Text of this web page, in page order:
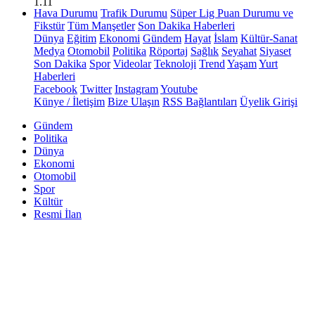
Hava Durumu Trafik Durumu Süper Lig Puan Durumu ve
Fikstür Tüm Manşetler Son Dakika Haberleri
Dünya Eğitim Ekonomi Gündem Hayat İslam Kültür-Sanat
Medya Otomobil Politika Röportaj Sağlık Seyahat Siyaset
Son Dakika Spor Videolar Teknoloji Trend YaşamYurt
Haberleri
Facebook Twitter InstagramYoutube
Künye / İletişim Bize Ulaşın RSS Bağlantıları Üyelik Girişi
Gündem
Politika
Dünya
Ekonomi
Otomobil
Spor
Kültür
Resmi İlan